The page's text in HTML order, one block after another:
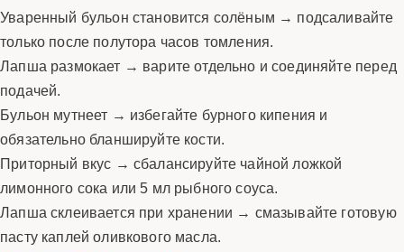
Уваренный бульон становится солёным → подсаливайте
только после полутора часов томления.
Лапша размокает → варите отдельно и соединяйте перед
подачей.
Бульон мутнеет → избегайте бурного кипения и
обязательно бланшируйте кости.
Приторный вкус → сбалансируйте чайной ложкой
лимонного сока или 5 мл рыбного соуса.
Лапша склеивается при хранении → смазывайте готовую
пасту каплей оливкового масла.